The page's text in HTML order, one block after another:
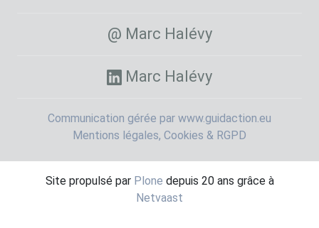
@ Marc Halévy
Marc Halévy
Communication gérée par www.guidaction.eu
Mentions légales, Cookies & RGPD
Site propulsé par Plone depuis 20 ans grâce à
Netvaast